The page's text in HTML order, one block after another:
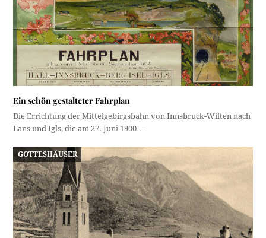
Ein schön gestalteter Fahrplan
Die Errichtung der Mittelgebirgsbahn von Innsbruck-Wilten nach
Lans und Igls, die am 27. Juni 1900…
GOTTESHÄUSER